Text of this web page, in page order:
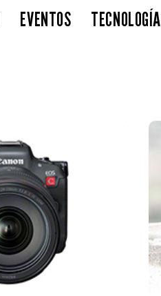
EVENTOS TECNOLOGÍA